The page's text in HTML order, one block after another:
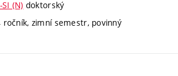
SI (N) doktorský
ročník, zimní semestr, povinný